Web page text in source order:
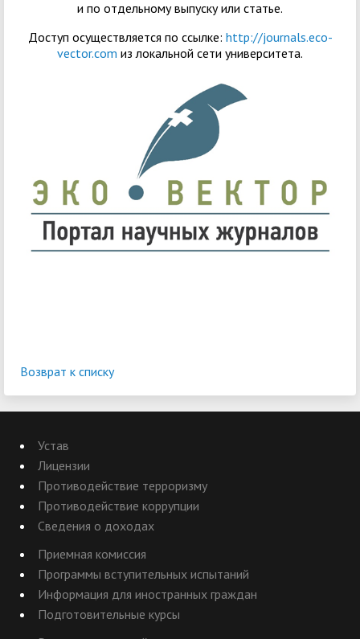
и по отдельному выпуску или статье.
Доступ осуществляется по ссылке: http://journals.eco-
vector.com из локальной сети университета.
Возврат к списку
Устав
Лицензии
Противодействие терроризму
Противодействие коррупции
Сведения о доходах
Приемная комиссия
Программы вступительных испытаний
Информация для иностранных граждан
Подготовительные курсы